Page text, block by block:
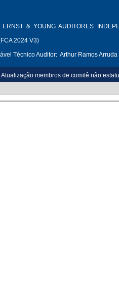
ERNST & YOUNG AUDITORES
2024 V3)
Técnico Auditor: Arthur Ramos Arruda
Atualização membros de comitê não